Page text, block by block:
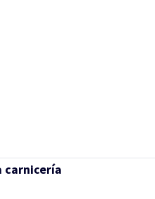
carnicería